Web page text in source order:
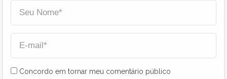
Concordo em tornar meu comentário público